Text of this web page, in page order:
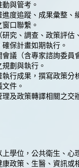
與管考。
進度追蹤、成果彙整、
口聯繫。
究、調查、政策評估
保計畫如期執行。
會議（含專家諮詢委員
劃與執行。
執行成果，撰寫政策分
件。
及政策轉譯相關之交
上學位，公共衛生、心
政策、生醫、資訊或